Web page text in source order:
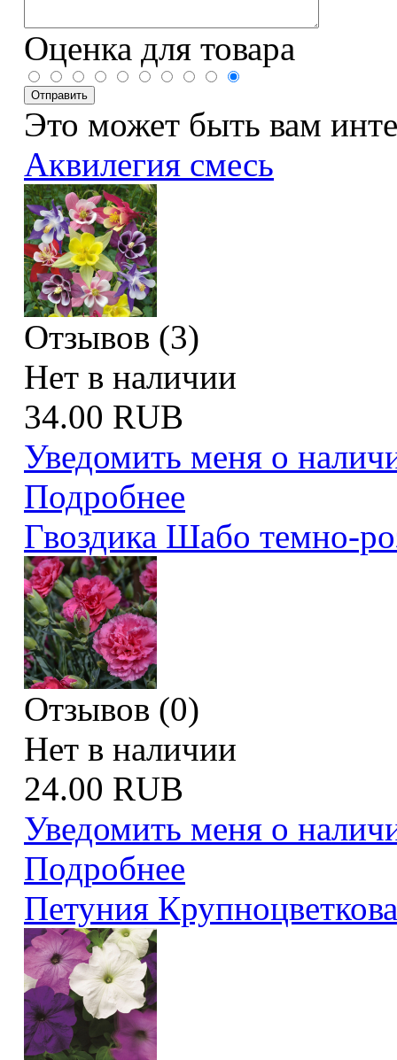
Оценка для товара
Это может быть вам
Аквилегия смесь
Отзывов (3)
Нет в наличии
34.00 RUB
Уведомить меня о
Подробнее
Гвоздика Шабо темно-
Отзывов (0)
Нет в наличии
24.00 RUB
Уведомить меня о
Подробнее
Петуния